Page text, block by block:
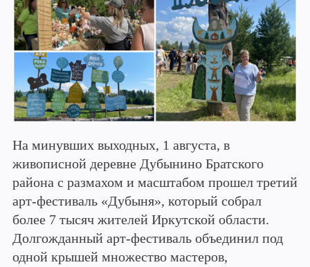
На минувших выходных, 1 августа, в
живописной деревне Дубынино Братского
района с размахом и масштабом прошел третий
арт-фестиваль «Дубыня», который собрал
более 7 тысяч жителей Иркутской области.
Долгожданный арт-фестиваль объединил под
одной крышей множество мастеров,